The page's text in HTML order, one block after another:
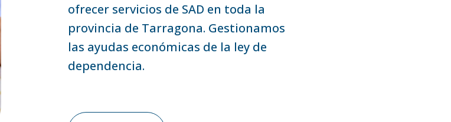
ofrecer servicios de SAD en toda la
provincia de Tarragona. Gestionamos
las ayudas económicas de la ley de
dependencia.